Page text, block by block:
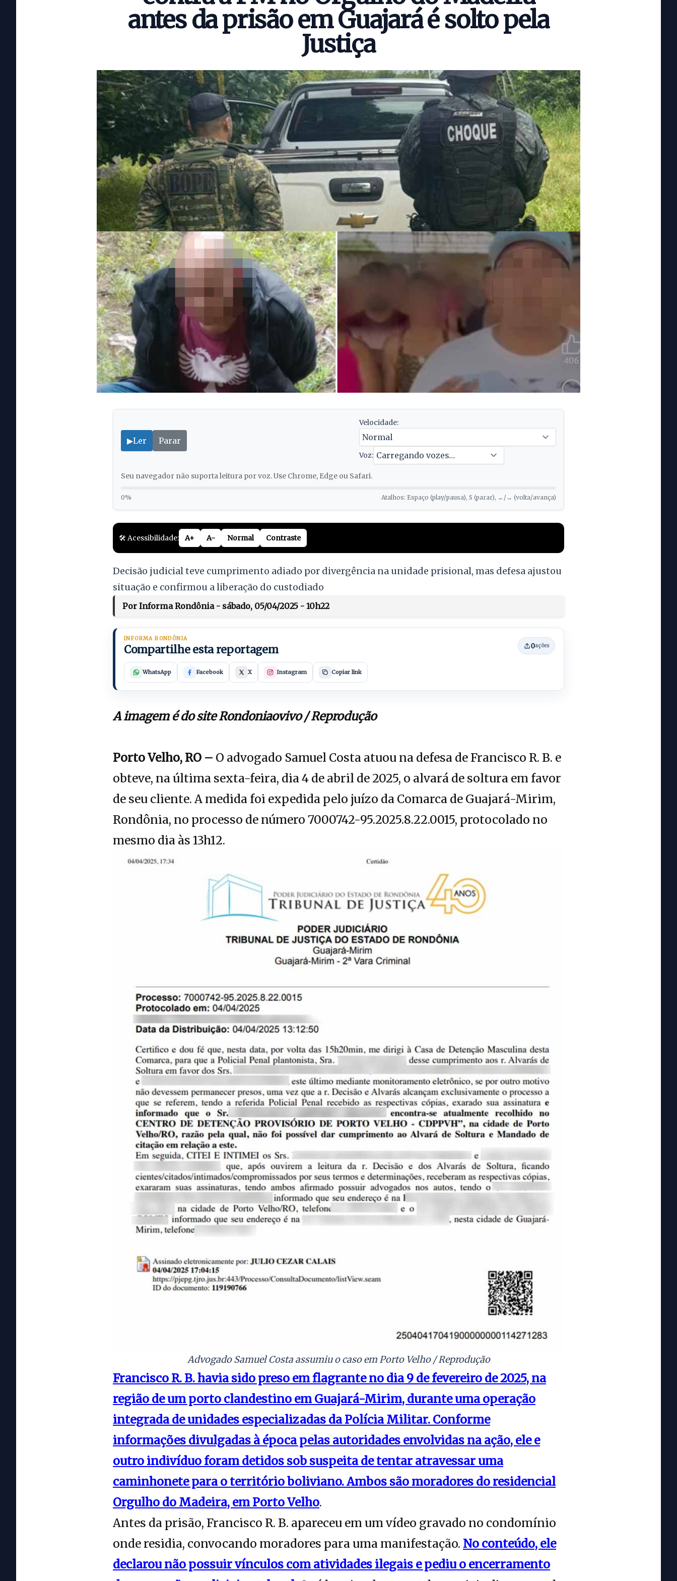
antes da prisão em Guajará é solto pela
Justiça
▶Ler Parar
Velocidade:
Voz:
Seu navegador não suporta leitura por voz. Use Chrome, Edge ou Safari.
0% Atalhos: Espaço (play/pausa), S (parar), ←/→ (volta/avança)
🛠️ Acessibilidade: A+ A- Normal Contraste
Decisão judicial teve cumprimento adiado por divergência na unidade prisional, mas defesa ajustou
situação e confirmou a liberação do custodiado
Por Informa Rondônia - sábado, 05/04/2025 - 10h22
INFORMA RONDÔNIA
Compartilhe esta reportagem 0ações
WhatsApp Facebook X Instagram Copiar link
A imagem é do site Rondoniaovivo / Reprodução
Porto Velho, RO – O advogado Samuel Costa atuou na defesa de Francisco R. B. e
obteve, na última sexta-feira, dia 4 de abril de 2025, o alvará de soltura em favor
de seu cliente. A medida foi expedida pelo juízo da Comarca de Guajará-Mirim,
Rondônia, no processo de número 7000742-95.2025.8.22.0015, protocolado no
mesmo dia às 13h12.
Advogado Samuel Costa assumiu o caso em Porto Velho / Reprodução
Francisco R. B. havia sido preso em flagrante no dia 9 de fevereiro de 2025, na
região de um porto clandestino em Guajará-Mirim, durante uma operação
integrada de unidades especializadas da Polícia Militar. Conforme
informações divulgadas à época pelas autoridades envolvidas na ação, ele e
outro indivíduo foram detidos sob suspeita de tentar atravessar uma
caminhonete para o território boliviano. Ambos são moradores do residencial
Orgulho do Madeira, em Porto Velho.
Antes da prisão, Francisco R. B. apareceu em um vídeo gravado no condomínio
onde residia, convocando moradores para uma manifestação. No conteúdo, ele
declarou não possuir vínculos com atividades ilegais e pediu o encerramento